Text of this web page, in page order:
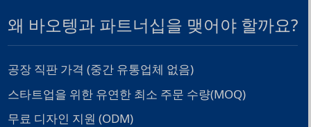
왜 바오텡과 파트너십을 맺어야 할까요?
공장 직판 가격 (중간 유통업체 없음)
스타트업을 위한 유연한 최소 주문 수량(MOQ)
무료 디자인 지원 (ODM)